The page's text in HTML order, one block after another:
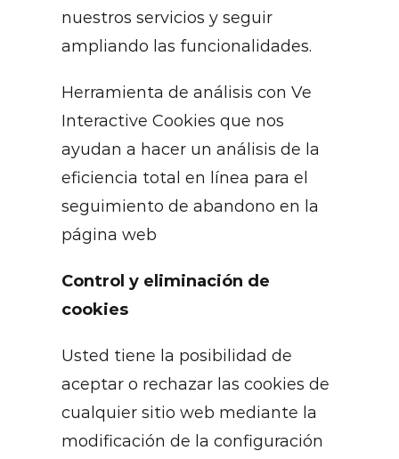
nuestros servicios y seguir
ampliando las funcionalidades.
Herramienta de análisis con Ve
Interactive Cookies que nos
ayudan a hacer un análisis de la
eficiencia total en línea para el
seguimiento de abandono en la
página web
Control y eliminación de
cookies
Usted tiene la posibilidad de
aceptar o rechazar las cookies de
cualquier sitio web mediante la
modificación de la configuración